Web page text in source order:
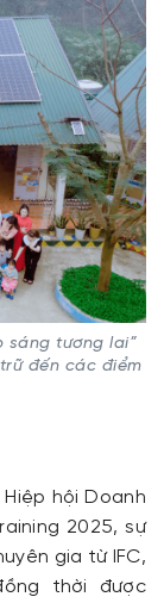
sáng tương lai”
đến các điểm
hội Doanh
2025, sự
gia từ IFC,
thời được